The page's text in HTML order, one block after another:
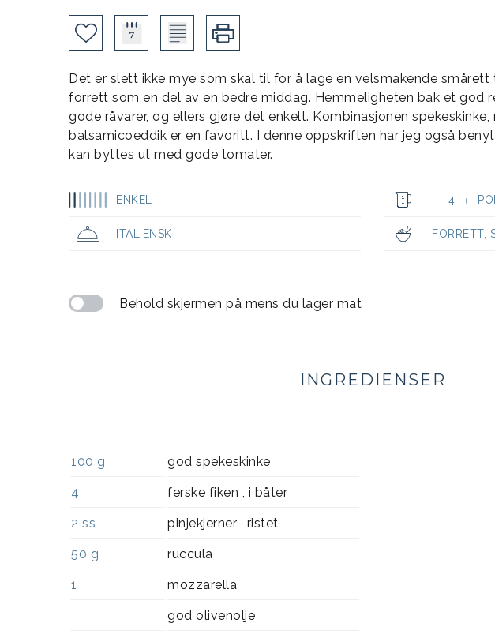
Det er slett ikke mye som skal til for å lage en velsmakende smårett
forrett som en del av en bedre middag. Hemmeligheten bak et god
gode råvarer, og ellers gjøre det enkelt. Kombinasjonen
balsamicoeddik er en favoritt. I denne oppskriften har jeg også
kan byttes ut med gode tomater.
ENKEL - 4 +
ITALIENSK FORRETT,
Behold skjermen på mens du lager mat
INGREDIENSER
100 g god spekeskinke
4 ferske fiken , i båter
2 ss pinjekjerner , ristet
50 g ruccula
1 mozzarella
god olivenolje